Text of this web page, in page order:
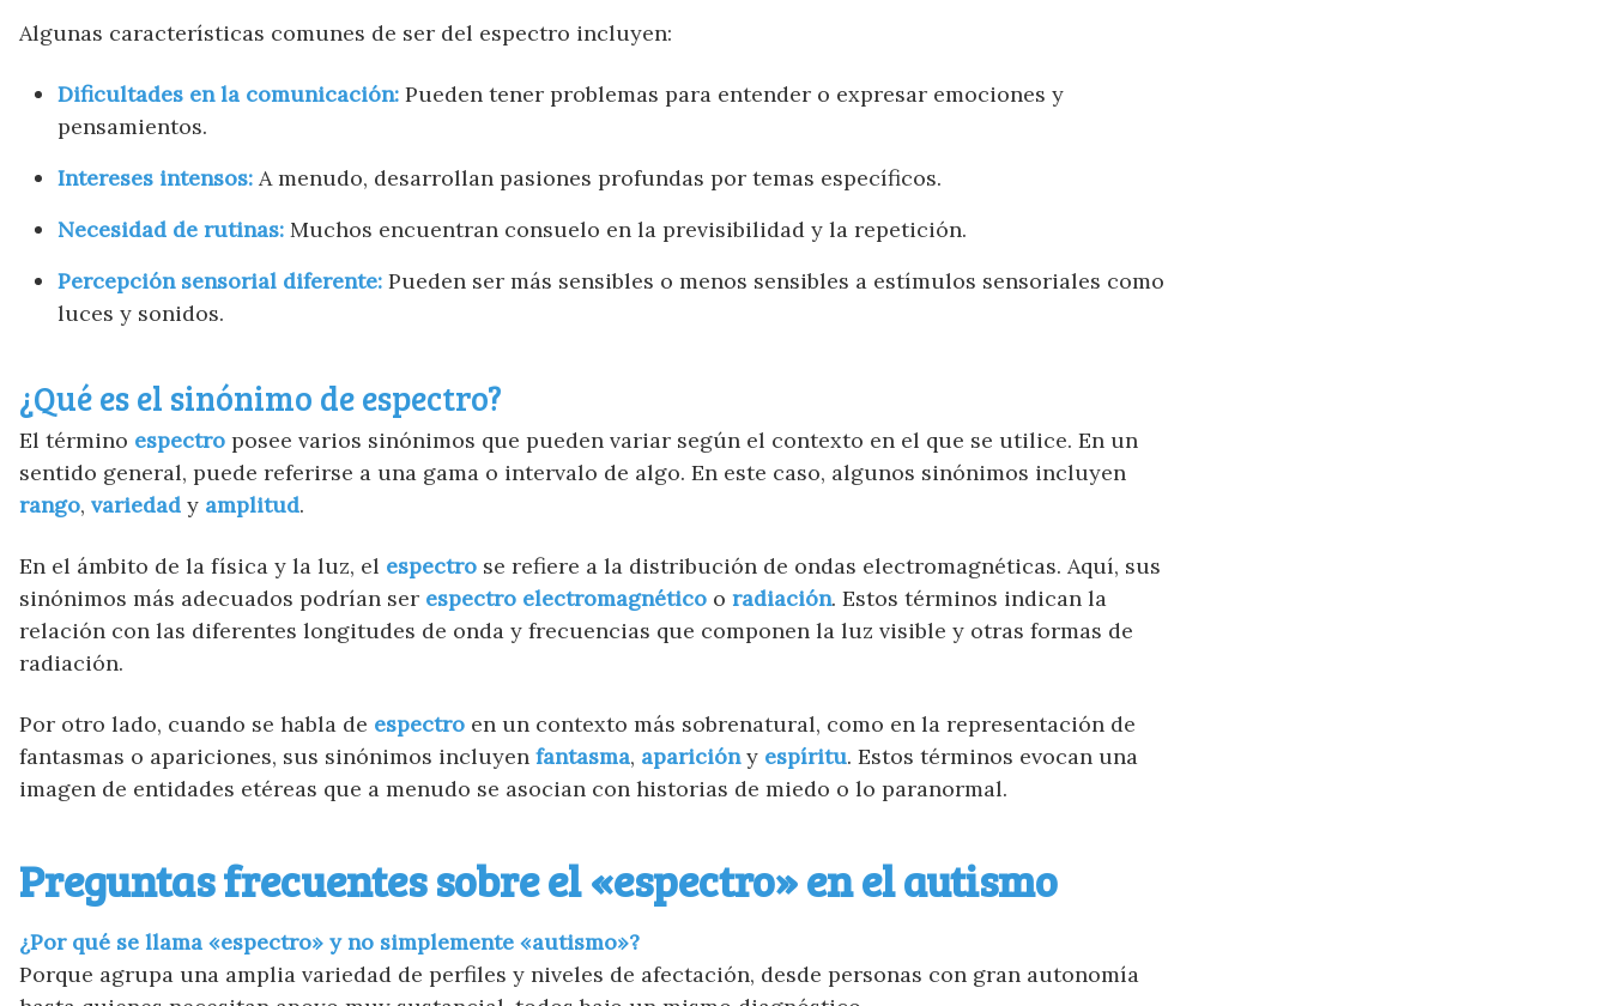
Algunas características comunes de ser del espectro incluyen:
Dificultades en la comunicación: Pueden tener problemas para entender o expresar emociones y
pensamientos.
Intereses intensos: A menudo, desarrollan pasiones profundas por temas específicos.
Necesidad de rutinas: Muchos encuentran consuelo en la previsibilidad y la repetición.
Percepción sensorial diferente: Pueden ser más sensibles o menos sensibles a estímulos sensoriales como
luces y sonidos.
¿Qué es el sinónimo de espectro?
El término espectro posee varios sinónimos que pueden variar según el contexto en el que se utilice. En un
sentido general, puede referirse a una gama o intervalo de algo. En este caso, algunos sinónimos incluyen
rango, variedad y amplitud.
En el ámbito de la física y la luz, el espectro se refiere a la distribución de ondas electromagnéticas. Aquí, sus
sinónimos más adecuados podrían ser espectro electromagnético o radiación. Estos términos indican la
relación con las diferentes longitudes de onda y frecuencias que componen la luz visible y otras formas de
radiación.
Por otro lado, cuando se habla de espectro en un contexto más sobrenatural, como en la representación de
fantasmas o apariciones, sus sinónimos incluyen fantasma, aparicióny espíritu. Estos términos evocan una
imagen de entidades etéreas que a menudo se asocian con historias de miedo o lo paranormal.
Preguntas frecuentes sobre el «espectro» en el autismo
¿Por qué se llama «espectro» y no simplemente «autismo»?
Porque agrupa una amplia variedad de perfiles y niveles de afectación, desde personas con gran autonomía